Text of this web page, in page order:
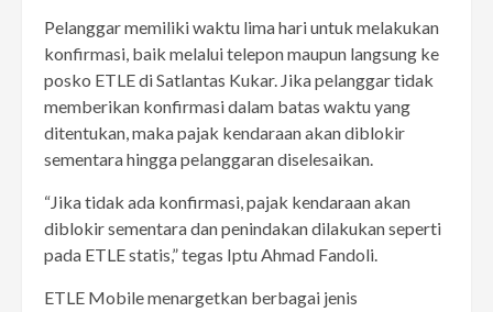
Pelanggar memiliki waktu lima hari untuk melakukan
konfirmasi, baik melalui telepon maupun langsung ke
posko ETLE di Satlantas Kukar. Jika pelanggar tidak
memberikan konfirmasi dalam batas waktu yang
ditentukan, maka pajak kendaraan akan diblokir
sementara hingga pelanggaran diselesaikan.
“Jika tidak ada konfirmasi, pajak kendaraan akan
diblokir sementara dan penindakan dilakukan seperti
pada ETLE statis,” tegas Iptu Ahmad Fandoli.
ETLE Mobile menargetkan berbagai jenis